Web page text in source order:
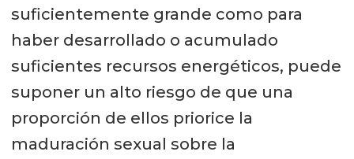
suficientemente grande como para
haber desarrollado o acumulado
suficientes recursos energéticos, puede
suponer un alto riesgo de que una
proporción de ellos priorice la
maduración sexual sobre la